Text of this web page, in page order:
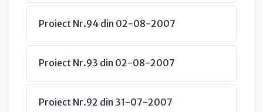
Proiect Nr.94 din 02-08-2007
Proiect Nr.93 din 02-08-2007
Proiect Nr.92 din 31-07-2007